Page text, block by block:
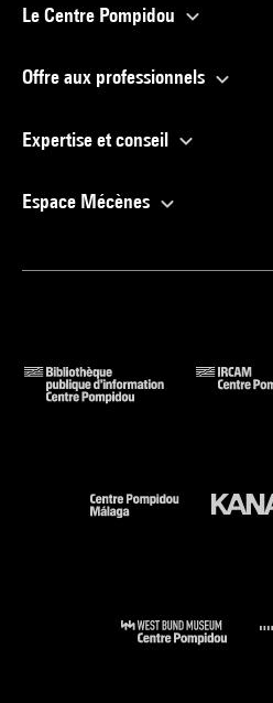
Le Centre Pompidou
Offre aux professionnels
Expertise et conseil
Espace Mécènes